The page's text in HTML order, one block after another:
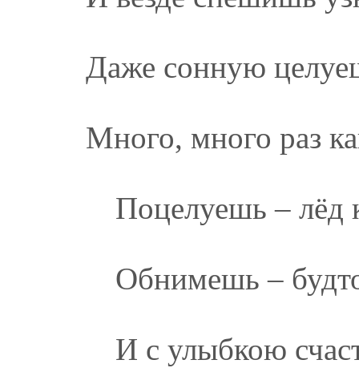
Даже сонную
Много, много раз
Поцелуешь – лёд
Обнимешь –
И с улыбкою